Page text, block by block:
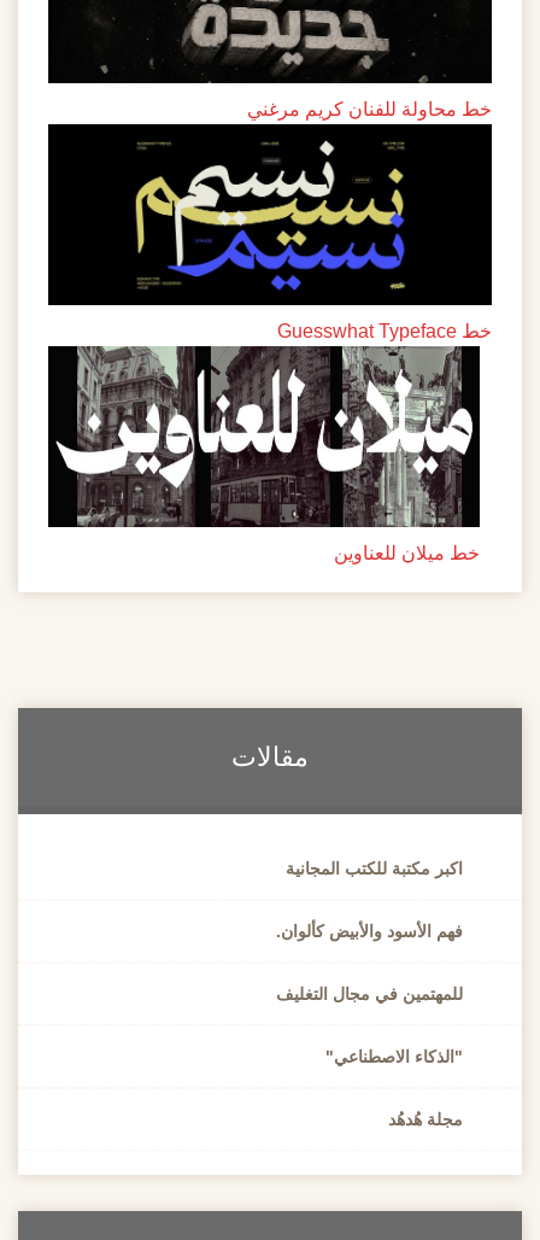
خط محاولة للفنان كريم مرغني
خط Guesswhat Typeface
خط ميلان للعناوين
مقالات
اكبر مكتبة للكتب المجانية
فهم الأسود والأبيض كألوان.
للمهتمين في مجال التغليف
"الذكاء الاصطناعي"
مجلة هُدهُد